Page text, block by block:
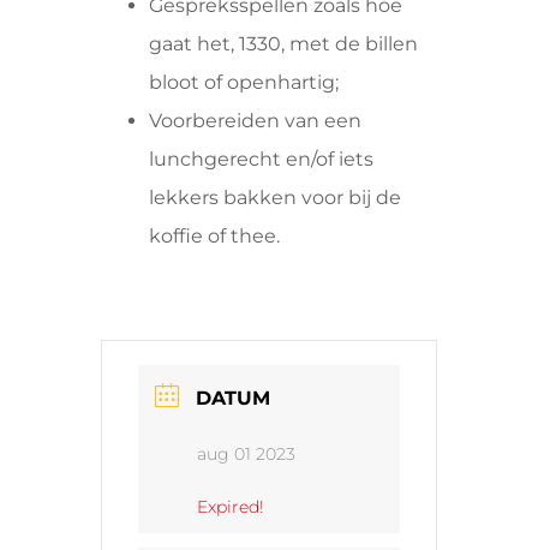
Gespreksspellen zoals hoe
gaat het, 1330, met de billen
bloot of openhartig;
Voorbereiden van een
lunchgerecht en/of iets
lekkers bakken voor bij de
koffie of thee.
DATUM
aug 01 2023
Expired!